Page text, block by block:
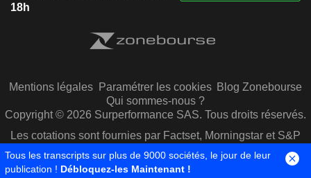
18h
Mentions légales Paramétrer les cookies Blog Zonebourse
Qui sommes-nous ?
Copyright © 2026 Surperformance SAS. Tous droits réservés.
Les cotations sont fournies par Factset, Morningstar et S&P
Capital IQ
Tous les transcripts sur plus de 9000 sociétés, le jour de leur
publication ! Débloquez-les Maintenant !